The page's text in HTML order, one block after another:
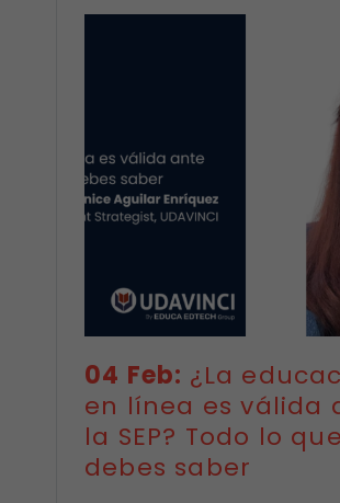
04 Feb: ¿La
en línea es válida
la SEP? Todo lo que
debes saber